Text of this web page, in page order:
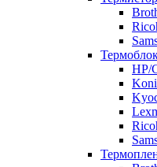
HP/